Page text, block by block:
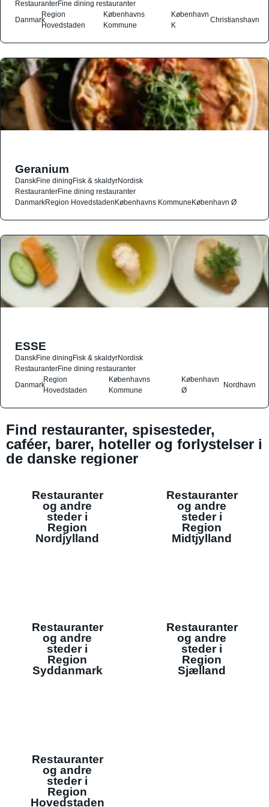
RestauranterFine dining restauranter
Danmark
Region
Hovedstaden
Københavns
Kommune
København
K
Christianshavn
Geranium
DanskFine diningFisk & skaldyrNordisk
RestauranterFine dining restauranter
DanmarkRegion HovedstadenKøbenhavns KommuneKøbenhavn Ø
ESSE
DanskFine diningFisk & skaldyrNordisk
RestauranterFine dining restauranter
Danmark
Region
Hovedstaden
Københavns
Kommune
København
Ø
Nordhavn
Find restauranter, spisesteder,
caféer, barer, hoteller og forlystelser i
de danske regioner
Restauranter
og andre
steder i
Region
Nordjylland
Restauranter
og andre
steder i
Region
Midtjylland
Restauranter
og andre
steder i
Region
Syddanmark
Restauranter
og andre
steder i
Region
Sjælland
Restauranter
og andre
steder i
Region
Hovedstaden